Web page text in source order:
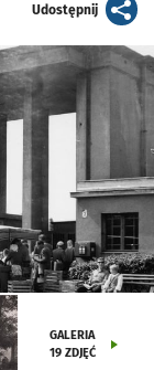
Udostępnijartykuł
GALERIA
19 ZDJĘĆ